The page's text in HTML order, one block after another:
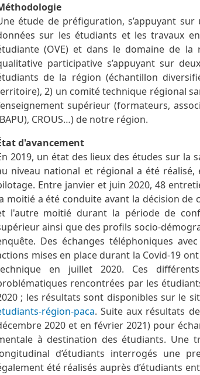
étude de préfiguration, s’appuyant
sur les étudiants et les travaux
(OVE) et dans le domaine de
participative s’appuyant sur
de la région (échantillon
2) un comité technique régional
supérieur (formateurs,
CROUS…) de notre région.
d'avancement
2019, un état des lieux des études sur
niveau national et régional a été
Entre janvier et juin 2020, 48
moitié a été conduite avant la décision de
l'autre moitié durant la période de
ainsi que des profils socio-
Des échanges téléphoniques
mises en place durant la Covid-19
en juillet 2020. Ces
rencontrées par les
; les résultats sont disponibles sur le
région-paca. Suite aux résultats
2020 et en février 2021) pour
à destination des étudiants. Une
d’étudiants interrogés une
été réalisés auprès d’étudiants